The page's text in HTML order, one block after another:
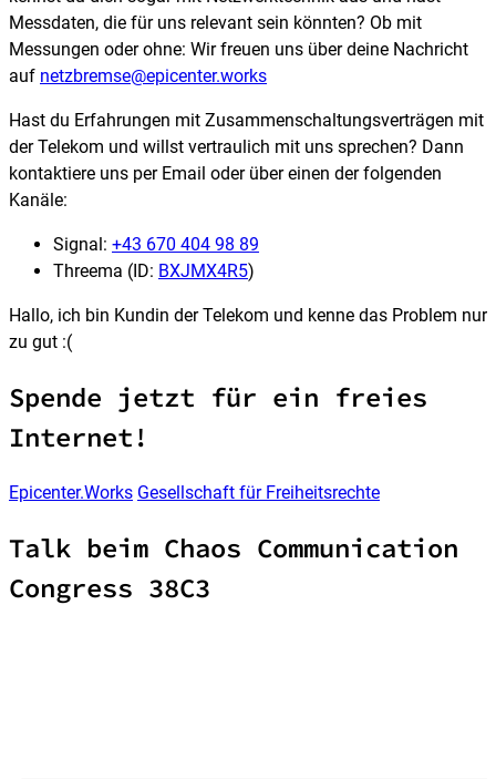
Messdaten, die für uns relevant sein könnten? Ob mit
Messungen oder ohne: Wir freuen uns über deine Nachricht
auf netzbremse@epicenter.works
Hast du Erfahrungen mit Zusammenschaltungsverträgen mit
der Telekom und willst vertraulich mit uns sprechen? Dann
kontaktiere uns per Email oder über einen der folgenden
Kanäle:
Signal: +43 670 404 98 89
Threema (ID: BXJMX4R5)
Hallo, ich bin Kundin der Telekom und kenne das Problem nur
zu gut :(
Spende jetzt für ein freies
Internet!
Epicenter.Works Gesellschaft für Freiheitsrechte
Talk beim Chaos Communication
Congress 38C3